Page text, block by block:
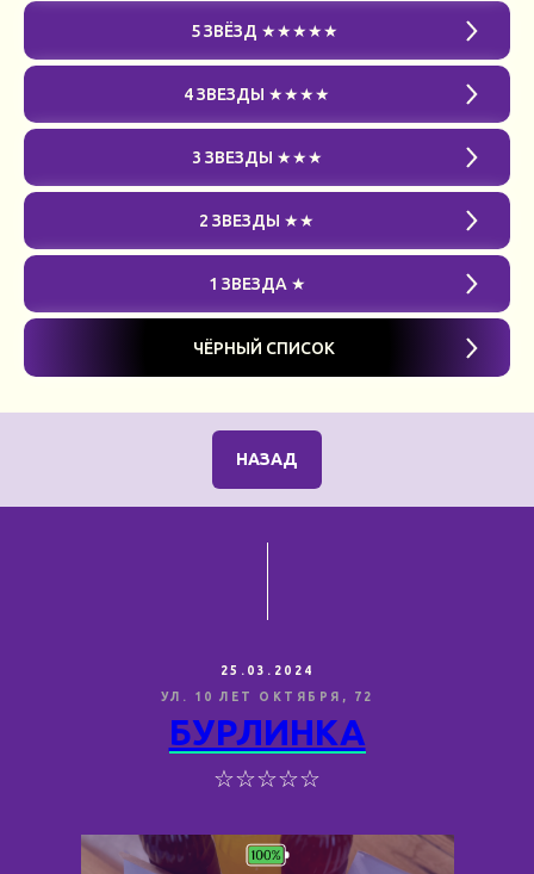
5 ЗВЁЗД ★★★★★
4 ЗВЕЗДЫ ★★★★
3 ЗВЕЗДЫ ★★★
2 ЗВЕЗДЫ ★★
1 ЗВЕЗДА ★
ЧЁРНЫЙ СПИСОК
НАЗАД
25.03.2024
УЛ. 10 ЛЕТ ОКТЯБРЯ, 72
БУРЛИНКА
☆☆☆☆☆